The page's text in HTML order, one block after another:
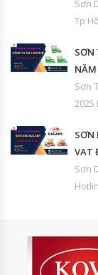
Sơn
Tp
SƠN
Sơn
2025
SƠN
VAT
Sơn